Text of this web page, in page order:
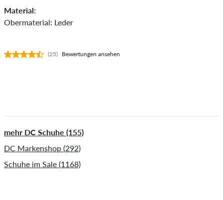
Material:
Obermaterial: Leder
(25) Bewertungen ansehen
mehr DC Schuhe (155)
DC Markenshop (292)
Schuhe im Sale (1168)